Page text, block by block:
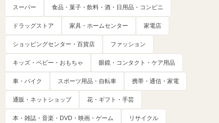
スーパー 食品・菓子・飲料・酒・日用品・コンビニ
ドラッグストア 家具・ホームセンター 家電店
ショッピングセンター・百貨店 ファッション
キッズ・ベビー・おもちゃ 眼鏡・コンタクト・ケア用品
車・バイク スポーツ用品・自転車 携帯・通信・家電
通販・ネットショップ 花・ギフト・手芸
本・雑誌・音楽・DVD・映画・ゲーム リサイクル